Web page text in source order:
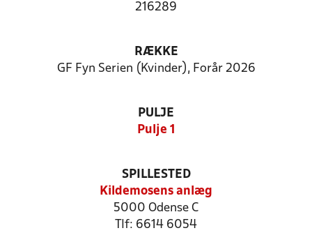
216289
RÆKKE
GF Fyn Serien (Kvinder), Forår 2026
PULJE
Pulje 1
SPILLESTED
Kildemosens anlæg
5000 Odense C
Tlf: 6614 6054